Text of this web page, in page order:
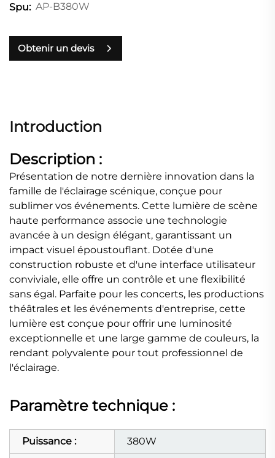
Spu: AP-B380W
Obtenir un devis
Introduction
Description :
Présentation de notre dernière innovation dans la
famille de l'éclairage scénique, conçue pour
sublimer vos événements. Cette lumière de scène
haute performance associe une technologie
avancée à un design élégant, garantissant un
impact visuel époustouflant. Dotée d'une
construction robuste et d'une interface utilisateur
conviviale, elle offre un contrôle et une flexibilité
sans égal. Parfaite pour les concerts, les productions
théâtrales et les événements d'entreprise, cette
lumière est conçue pour offrir une luminosité
exceptionnelle et une large gamme de couleurs, la
rendant polyvalente pour tout professionnel de
l'éclairage.
Paramètre technique :
Puissance : 380W